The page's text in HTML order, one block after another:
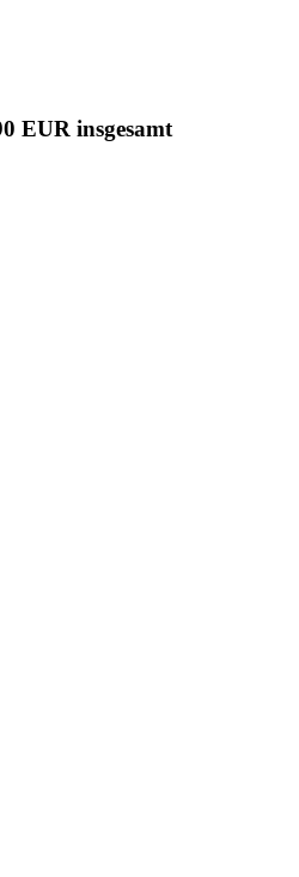
EUR insgesamt